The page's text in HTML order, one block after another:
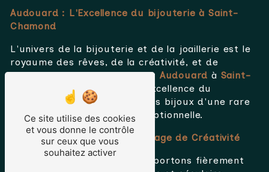
Audouard : L'Excellence du bijouterie à Saint-
Chamond
L'univers de la bijouterie et de la joaillerie est le
royaume des rêves, de la créativité, et de
l'artisanat exceptionnel. Chez Audouard à Saint-
, nous incarnons l'excellence du
, dévoué à créer des bijoux d'une rare
beauté et d'une qualité exceptionnelle.
L'Art dubijouterie: Un Héritage de Créativité
, nous portons fièrement
Ce site utilise des cookies
et vous donne le contrôle
sur ceux que vous
souhaitez activer